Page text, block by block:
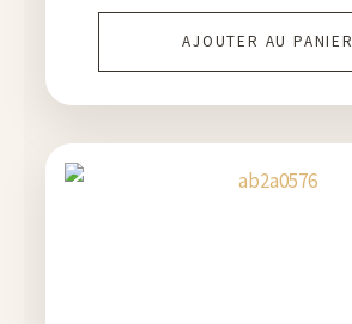
AJOUTER AU PANIER